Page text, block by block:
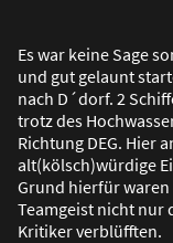
Es war keine Sage
und gut gelaunt
nach D´dorf. 2
trotz des
Richtung DEG. Hier
alt(kölsch)würdige
Grund hierfür
Teamgeist nicht nur
Kritiker verblüfften.